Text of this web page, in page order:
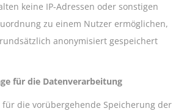
keine IP-Adressen oder sonstigen
zu einem Nutzer ermöglichen,
anonymisiert gespeichert
für die Datenverarbeitung
für die vorübergehende Speicherung der